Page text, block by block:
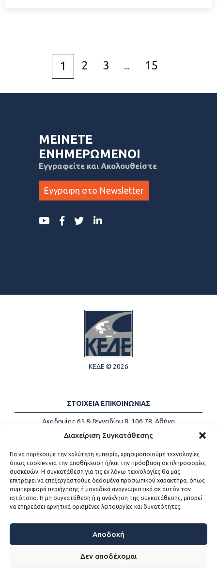
Διαχείριση Συγκατάθεσης
Για να παρέχουμε την καλύτερη εμπειρία, χρησιμοποιούμε τεχνολογίες
όπως cookies για την αποθήκευση ή/και την πρόσβαση σε πληροφορίες
συσκευών. Η συγκατάθεση για τις εν λόγω τεχνολογίες θα μας
επιτρέψει να επεξεργαστούμε δεδομένα προσωπικού χαρακτήρα, όπως
συμπεριφορά περιήγησης ή μοναδικά αναγνωριστικά σε αυτόν τον
ιστότοπο. Η μη συγκατάθεση ή η ανάκληση της συγκατάθεσης, μπορεί
να επηρεάσει αρνητικά ορισμένες λειτουργίες και δυνατότητες.
Αποδοχή
Δεν αποδέχομαι
1 2 3 ... 15
ΜΕΙΝΕΤΕ
ΕΝΗΜΕΡΩΜΕΝΟΙ
Εγγραφείτε και Ακολουθείστε
Εγγραφη στο Newsletter
ΚΕΔΕ © 2026
ΣΤΟΙΧΕΙΑ ΕΠΙΚΟΙΝΩΝΙΑΣ
Ακαδημίας 65 & Γενναδίου 8, 106 78, Αθήνα
Τηλέφωνα:
+30 213-2147500
Email:
info@kede.gr
ΧΡΗΣΙΜΟΙ ΣΥΝΔΕΣΜΟΙ
Η ΚΕΔΕ
Sitemap
Προσβασιμότητα
Όροι χρήσης